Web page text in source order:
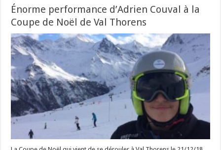
Énorme performance d’Adrien Couval à la
Coupe de Noël de Val Thorens